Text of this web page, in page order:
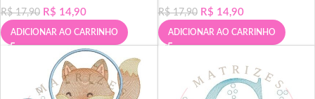
R$17,90 R$ 14,90
ADICIONAR AO CARRINHO
R$17,90 R$ 14,90
ADICIONAR AO CARRINHO